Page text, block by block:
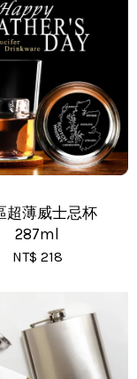
250 元
超薄威士忌杯
287ml
NT$ 218